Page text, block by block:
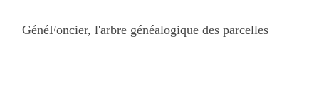
GénéFoncier, l'arbre généalogique des parcelles